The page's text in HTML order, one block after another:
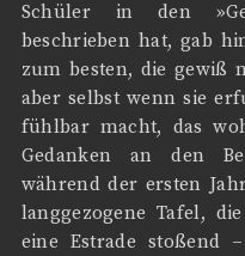
Schüler in den
beschrieben hat, gab
zum besten, die gewiß
aber selbst wenn sie
fühlbar macht, das
Gedanken an den
während der ersten
langgezogene Tafel,
eine Estrade stoßend